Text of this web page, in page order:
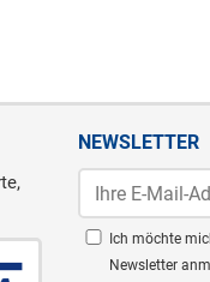
NEWSLETTER
Ich möchte
Newsletter